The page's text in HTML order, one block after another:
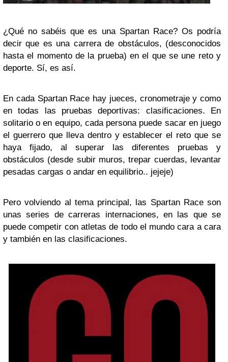
¿Qué no sabéis que es una Spartan Race? Os podría
decir que es una carrera de obstáculos, (desconocidos
hasta el momento de la prueba) en el que se une reto y
deporte. Sí, es así.
En cada Spartan Race hay jueces, cronometraje y como
en todas las pruebas deportivas: clasificaciones. En
solitario o en equipo, cada persona puede sacar en juego
el guerrero que lleva dentro y establecer el reto que se
haya fijado, al superar las diferentes pruebas y
obstáculos (desde subir muros, trepar cuerdas, levantar
pesadas cargas o andar en equilibrio.. jejeje)
Pero volviendo al tema principal, las Spartan Race son
unas series de carreras internaciones, en las que se
puede competir con atletas de todo el mundo cara a cara
y también en las clasificaciones.